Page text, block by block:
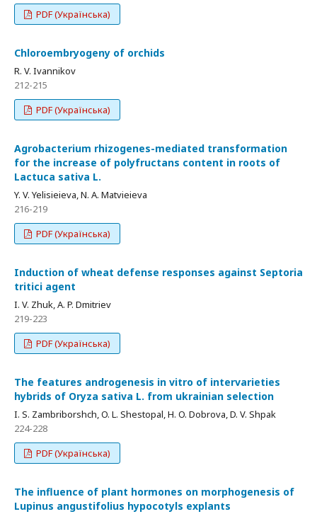
PDF (Українська)
Chloroembryogeny of orchids
R. V. Ivannikov
212-215
PDF (Українська)
Agrobacterium rhizogenes-mediated transformation
for the increase of polyfructans content in roots of
Lactuca sativa L.
Y. V. Yelisieieva, N. A. Matvieieva
216-219
PDF (Українська)
Induction of wheat defense responses against Septoria
tritici agent
I. V. Zhuk, A. P. Dmitriev
219-223
PDF (Українська)
The features androgenesis in vitro of intervarieties
hybrids of Oryza sativa L. from ukrainian selection
I. S. Zambriborshch, O. L. Shestopal, H. O. Dobrova, D. V. Shpak
224-228
PDF (Українська)
The influence of plant hormones on morphogenesis of
Lupinus angustifolius hypocotyls explants